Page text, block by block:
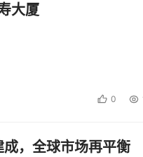
大厦
0
，全球市场再平衡